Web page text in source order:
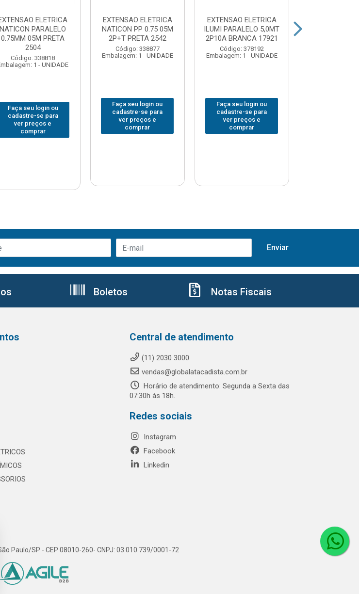
ELETRICA
NATICON PARALELO
0.75MM 05M PRETA
2504
Código: 338818
1 - UNIDADE
Faça seu login ou
cadastre-se para
ver preços e
comprar
EXTENSAO ELETRICA
NATICON PP 0.75 05M
2P+T PRETA 2542
Código: 338877
Embalagem: 1 - UNIDADE
Faça seu login ou
cadastre-se para
ver preços e
comprar
EXTENSAO ELETRICA
ILUMI PARALELO 5,0MT
2P10A BRANCA 17921
Código: 378192
Embalagem: 1 - UNIDADE
Faça seu login ou
cadastre-se para
ver preços e
comprar
Boletos Notas Fiscais
Central de atendimento
(11) 2030 3000
vendas@globalatacadista.com.br
Horário de atendimento: Segunda a Sexta das
07:30h às 18h.
Redes sociais
Instagram
Facebook
Linkedin
Paulo/SP - CEP 08010-260- CNPJ: 03.010.739/0001-72